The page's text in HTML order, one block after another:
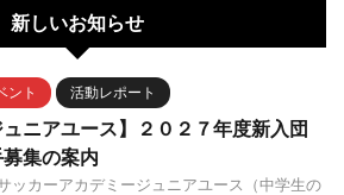
新しいお知らせ
ント 活動レポート
ュニアユース】２０２７年度新入団
集の案内
ッカーアカデミージュニアユース（中学生の